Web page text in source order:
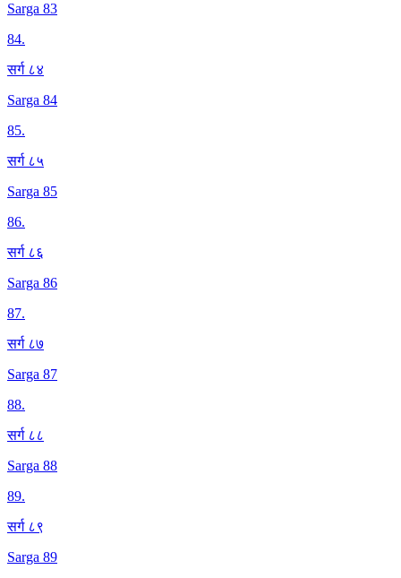
Sarga 83
84.
सर्ग ८४
Sarga 84
85.
सर्ग ८५
Sarga 85
86.
सर्ग ८६
Sarga 86
87.
सर्ग ८७
Sarga 87
88.
सर्ग ८८
Sarga 88
89.
सर्ग ८९
Sarga 89